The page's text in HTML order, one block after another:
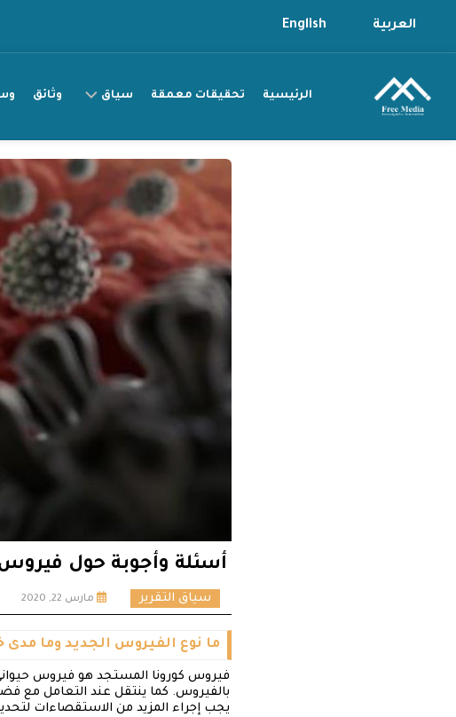
content
العربية English
الرئيسية تحقيقات معمقة سياق
التقرير
سياق
القصة
وثائق
أسئلة وأجوبة حول
سياق التقرير مارس 22, 2020
ما نوع الفيروس الجديد وما مدى
فيروس كورونا المستجد هو فيروس حيواني
بالفيروس. كما ينتقل عند التعامل مع
يجب إجراء المزيد من الاستقصاءات